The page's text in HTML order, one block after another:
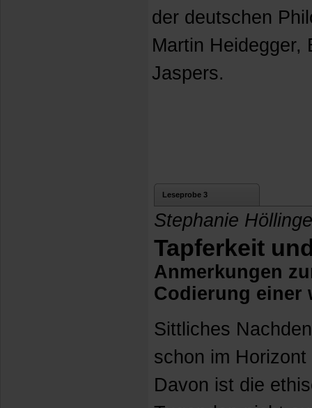
der deutschen
Martin Heidegger,
Jaspers.
Leseprobe 3
Stephanie
Tapferkeit
Anmerkungen
Codierung einer
Sittliches
schon im
Davon ist die